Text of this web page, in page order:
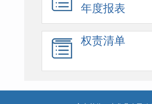
年度报表
权责清单